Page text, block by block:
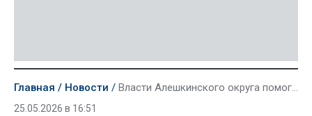
Главная Новости Власти Алешкинского округа помогли девочке с ДЦП отправиться на реабилитацию
25.05.2026 в 16:51